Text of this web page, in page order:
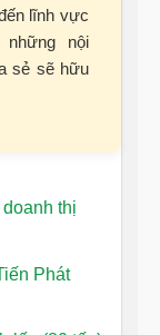
lĩnh vực
nội
sẻ sẽ hữu
thị
Phát